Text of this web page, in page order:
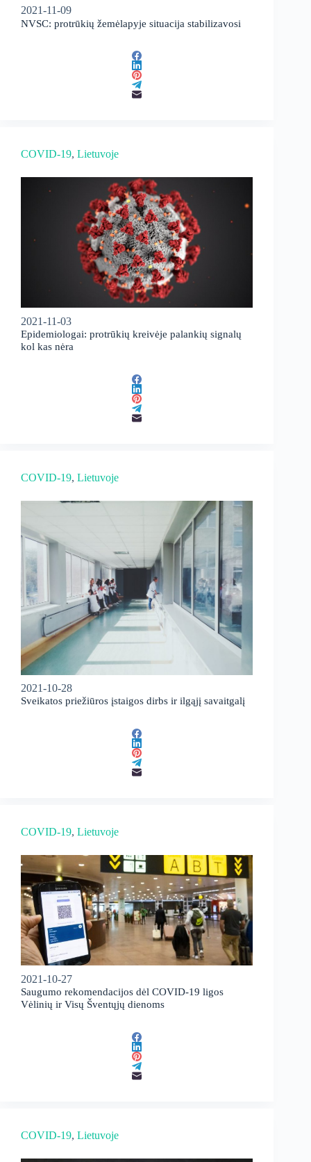
2021-11-09
NVSC: protrūkių žemėlapyje situacija stabilizavosi
COVID-19, Lietuvoje
2021-11-03
Epidemiologai: protrūkių kreivėje palankių signalų
kol kas nėra
COVID-19, Lietuvoje
2021-10-28
Sveikatos priežiūros įstaigos dirbs ir ilgąjį savaitgalį
COVID-19, Lietuvoje
2021-10-27
Saugumo rekomendacijos dėl COVID-19 ligos
Vėlinių ir Visų Šventųjų dienoms
COVID-19, Lietuvoje